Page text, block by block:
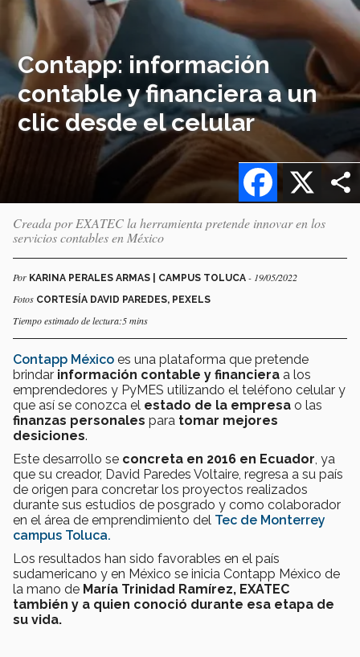
Contapp: información
contable y financiera a un
clic desde el celular
X
Facebook
Creada por EXATEC la herramienta pretende innovar en los
servicios contables en México
Por KARINA PERALES ARMAS | CAMPUS TOLUCA - 19/05/2022
Fotos CORTESÍA DAVID PAREDES, PEXELS
Tiempo estimado de lectura:5 mins
Contapp México es una plataforma que pretende
brindar información contable y financiera a los
emprendedores y PyMES utilizando el teléfono celular y
que así se conozca el estado de la empresa o las
finanzas personales para tomar mejores
desiciones.
Este desarrollo se concreta en 2016 en Ecuador , ya
que su creador, David Paredes Voltaire, regresa a su país
de origen para concretar los proyectos realizados
durante sus estudios de posgrado y como colaborador
en el área de emprendimiento del Tec de Monterrey
campus Toluca.
Los resultados han sido favorables en el país
sudamericano y en México se inicia Contapp México de
la mano de María Trinidad Ramírez, EXATEC
también y a quien conoció durante esa etapa de
su vida.